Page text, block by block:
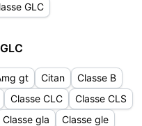
GLC
gt Citan
Classe B
Classe CLC
Classe CLS
Classe gla
Classe gle